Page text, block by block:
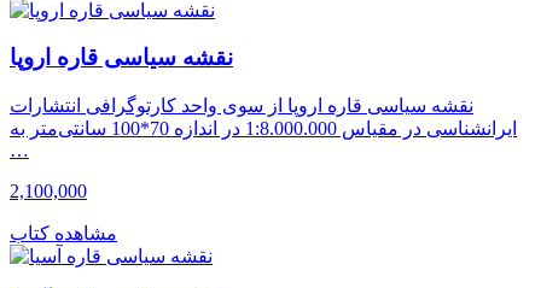
نقشه سیاسی قاره اروپا
نقشه سیاسی قاره اروپا از سوی واحد کارتوگرافی انتشارات
ایرانشناسی در مقیاس 1:8.000.000 در اندازه 70*100 سانتی‌متر به
…
2,100,000
مشاهده کتاب